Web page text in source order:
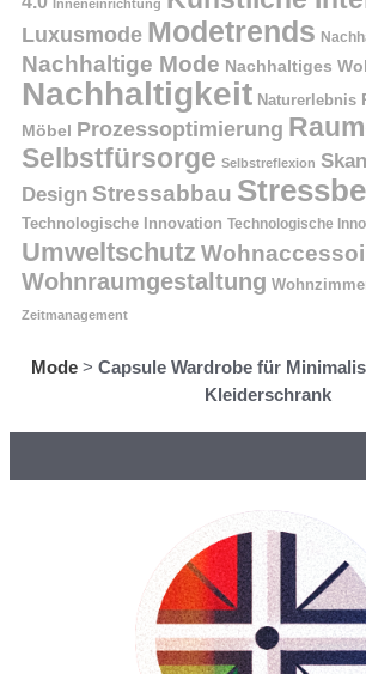
Inneneinrichtung
Luxusmode Modetrends
Nachhaltige Mode Nachhaltiges
Nachhaltigkeit Naturerlebnis
Möbel
Prozessoptimierung
Selbstfürsorge Selbstreflexion
Design Stressabbau
Technologische Innovation Technologische
Umweltschutz
Wohnraumgestaltung
Zeitmanagement
Mode> Capsule Wardrobe für
Kleiderschrank